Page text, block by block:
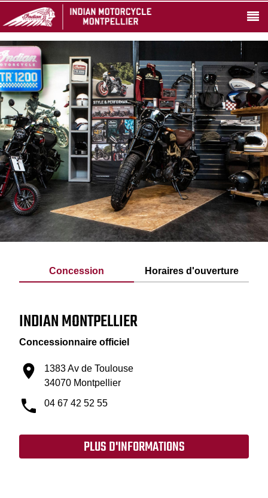
Concession Horaires d'ouverture
INDIAN MONTPELLIER
Concessionnaire officiel
1383 Av de Toulouse
34070 Montpellier
04 67 42 52 55
PLUS D'INFORMATIONS